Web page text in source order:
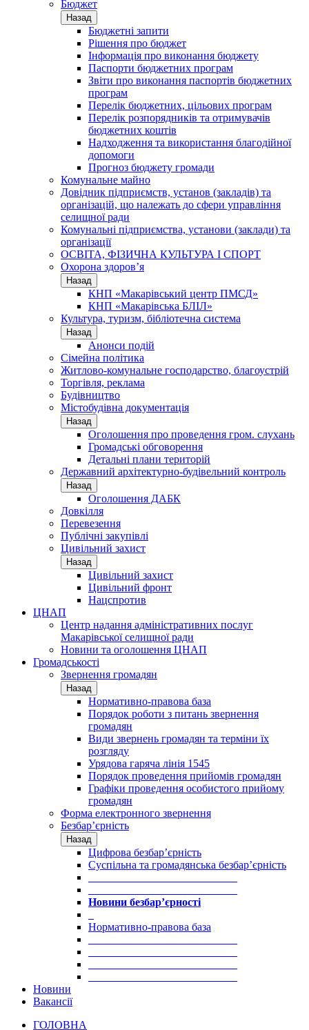
Бюджет
Назад
Бюджетні запити
Рішення про бюджет
Інформація про виконання бюджету
Паспорти бюджетних програм
Звіти про виконання паспортів бюджетних
програм
Перелік бюджетних, цільових програм
Перелік розпорядників та отримувачів
бюджетних коштів
Надходження та використання благодійної
допомоги
Прогноз бюджету громади
Комунальне майно
Довідник підприємств, установ (закладів) та
організацій, що належать до сфери управління
селищної ради
Комунальні підприємства, установи (заклади) та
організації
ОСВІТА, ФІЗИЧНА КУЛЬТУРА І СПОРТ
Охорона здоров’я
Назад
КНП «Макарівський центр ПМСД»
КНП «Макарівська БЛІЛ»
Культура, туризм, бібліотечна система
Назад
Анонси подій
Сімейна політика
Житлово-комунальне господарство, благоустрій
Торгівля, реклама
Будівництво
Містобудівна документація
Назад
Оголошення про проведення гром. слухань
Громадські обговорення
Детальні плани територій
Державний архітектурно-будівельний контроль
Назад
Оголошення ДАБК
Довкілля
Перевезення
Публічні закупівлі
Цивільний захист
Назад
Цивільний захист
Цивільний фронт
Нацспротив
ЦНАП
Центр надання адміністративних послуг
Макарівської селищної ради
Новини та оголошення ЦНАП
Громадськості
Звернення громадян
Назад
Нормативно-правова база
Порядок роботи з питань звернення
громадян
Види звернень громадян та терміни їх
розгляду
Урядова гаряча лінія 1545
Порядок проведення прийомів громадян
Графіки проведення особистого прийому
громадян
Форма електронного звернення
Безбар’єрність
Назад
Цифрова безбар’єрність
Суспільна та громадянська безбар’єрність
Новини безбар’єрності
Нормативно-правова база
Новини
Вакансії
ГОЛОВНА